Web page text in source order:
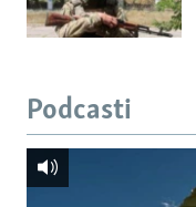
Podcasti